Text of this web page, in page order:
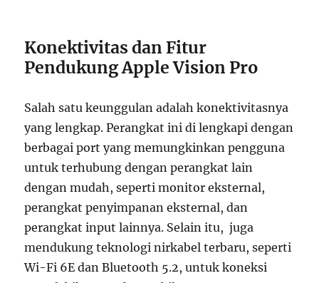
Konektivitas dan Fitur
Pendukung Apple Vision Pro
Salah satu keunggulan adalah konektivitasnya
yang lengkap. Perangkat ini di lengkapi dengan
berbagai port yang memungkinkan pengguna
untuk terhubung dengan perangkat lain
dengan mudah, seperti monitor eksternal,
perangkat penyimpanan eksternal, dan
perangkat input lainnya. Selain itu, juga
mendukung teknologi nirkabel terbaru, seperti
Wi-Fi 6E dan Bluetooth 5.2, untuk koneksi